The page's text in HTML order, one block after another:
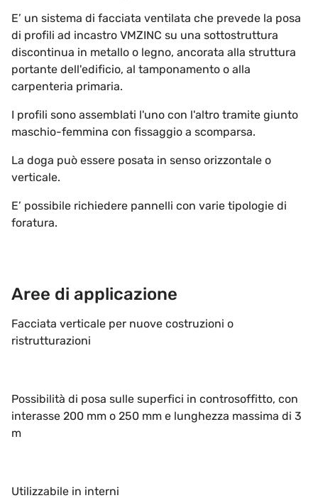
E’ un sistema di facciata ventilata che prevede la posa
di profili ad incastro VMZINC su una sottostruttura
discontinua in metallo o legno, ancorata alla struttura
portante dell'edificio, al tamponamento o alla
carpenteria primaria.
I profili sono assemblati l'uno con l'altro tramite giunto
maschio-femmina con fissaggio a scomparsa.
La doga può essere posata in senso orizzontale o
verticale.
E’ possibile richiedere pannelli con varie tipologie di
foratura.
Aree di applicazione
Facciata verticale per nuove costruzioni o
ristrutturazioni
Possibilità di posa sulle superfici in controsoffitto, con
interasse 200 mm o 250 mm e lunghezza massima di 3
m
Utilizzabile in interni